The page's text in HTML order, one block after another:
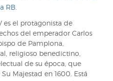
RB.
es el protagonista de
del emperador Carlos
de Pamplona,
religioso benedictino,
de su época, que
Majestad en 1600. Está